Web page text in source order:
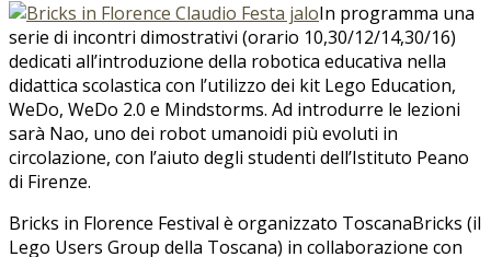
In programma una
serie di incontri dimostrativi (orario 10,30/12/14,30/16)
dedicati all’introduzione della robotica educativa nella
didattica scolastica con l’utilizzo dei kit Lego Education,
WeDo, WeDo 2.0 e Mindstorms. Ad introdurre le lezioni
sarà Nao, uno dei robot umanoidi più evoluti in
circolazione, con l’aiuto degli studenti dell’Istituto Peano
di Firenze.
Bricks in Florence Festival è organizzato ToscanaBricks (il
Lego Users Group della Toscana) in collaborazione con